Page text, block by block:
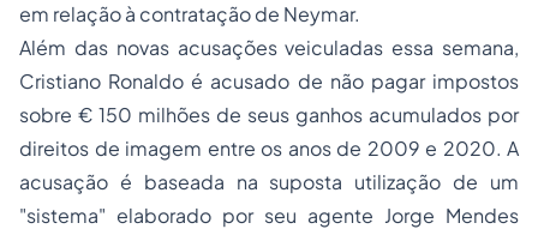
em relação à contratação de Neymar.
Além das novas acusações veiculadas essa semana,
Cristiano Ronaldo é acusado de não pagar impostos
sobre € 150 milhões de seus ganhos acumulados por
direitos de imagem entre os anos de 2009 e 2020. A
acusação é baseada na suposta utilização de um
"sistema" elaborado por seu agente Jorge Mendes